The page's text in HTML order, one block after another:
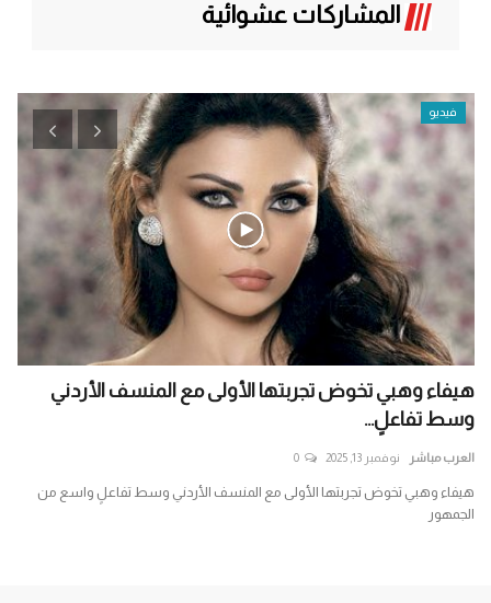
المشاركات عشوائية
فيديو
هيفاء وهبي تخوض تجربتها الأولى مع المنسف الأردني
وسط تفاعلٍ...
العرب مباشر نوفمبر 13, 2025 0
هيفاء وهبي تخوض تجربتها الأولى مع المنسف الأردني وسط تفاعلٍ واسع من
الجمهور